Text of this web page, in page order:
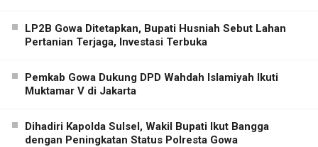
LP2B Gowa Ditetapkan, Bupati Husniah Sebut Lahan
Pertanian Terjaga, Investasi Terbuka
Pemkab Gowa Dukung DPD Wahdah Islamiyah Ikuti
Muktamar V di Jakarta
Dihadiri Kapolda Sulsel, Wakil Bupati Ikut Bangga
dengan Peningkatan Status Polresta Gowa